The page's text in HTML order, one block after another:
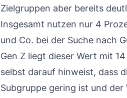
Zielgruppen aber bereits
Insgesamt nutzen nur 4
und Co. bei der Suche nach
Gen Z liegt dieser Wert mit
selbst darauf hinweist, dass
Subgruppe gering ist und